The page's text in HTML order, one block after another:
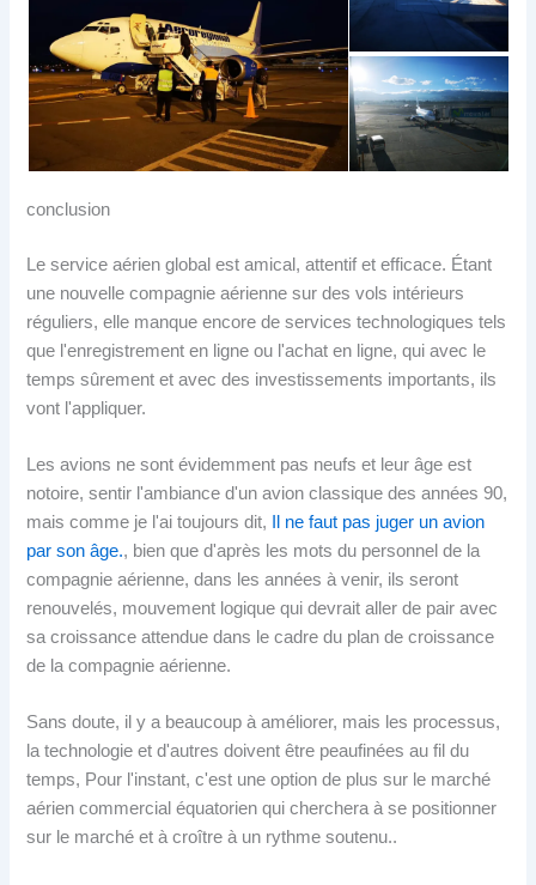
conclusion
Le service aérien global est amical, attentif et efficace. Étant
une nouvelle compagnie aérienne sur des vols intérieurs
réguliers, elle manque encore de services technologiques tels
que l'enregistrement en ligne ou l'achat en ligne, qui avec le
temps sûrement et avec des investissements importants, ils
vont l'appliquer.
Les avions ne sont évidemment pas neufs et leur âge est
notoire, sentir l'ambiance d'un avion classique des années 90,
mais comme je l'ai toujours dit,
Il ne faut pas juger un avion
par son âge., bien que d'après les mots du personnel de la
compagnie aérienne, dans les années à venir, ils seront
renouvelés, mouvement logique qui devrait aller de pair avec
sa croissance attendue dans le cadre du plan de croissance
de la compagnie aérienne.
Sans doute, il y a beaucoup à améliorer, mais les processus,
la technologie et d'autres doivent être peaufinées au fil du
temps, Pour l'instant, c'est une option de plus sur le marché
aérien commercial équatorien qui cherchera à se positionner
sur le marché et à croître à un rythme soutenu..